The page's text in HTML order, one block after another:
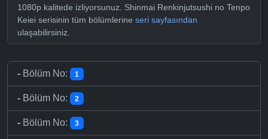
1080p kalitede izliyorsunuz. Shinmai Renkinjutsushi no Tenpo
Keiei serisinin tüm bölümlerine seri sayfasından
ulaşabilirsiniz.
- Bölüm No: 1
- Bölüm No: 2
- Bölüm No: 3